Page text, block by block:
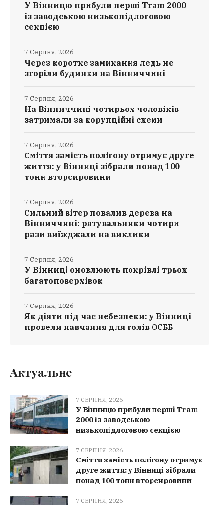
У Вінницю прибули перші Tram 2000
із заводською низькопідлоговою
секцією
Через коротке замикання ледь не
згоріли будинки на Вінниччині
7 Серпня, 2026
На Вінниччині чотирьох чоловіків
затримали за корупційні схеми
7 Серпня, 2026
Сміття замість полігону отримує друге
життя: у Вінниці зібрали понад 100
тонн вторсировини
7 Серпня, 2026
Сильний вітер повалив дерева на
Вінниччині: рятувальники чотири
рази виїжджали на виклики
7 Серпня, 2026
У Вінниці оновлюють покрівлі трьох
багатоповерхівок
7 Серпня, 2026
Як діяти під час небезпеки: у Вінниці
провели навчання для голів ОСББ
7 Серпня, 2026
Актуальне
7 СЕРПНЯ, 2026
У Вінницю прибули перші Tram
2000 із заводською
низькопідлоговою секцією
7 СЕРПНЯ, 2026
Сміття замість полігону отримує
друге життя: у Вінниці зібрали
понад 100 тонн вторсировини
7 СЕРПНЯ, 2026